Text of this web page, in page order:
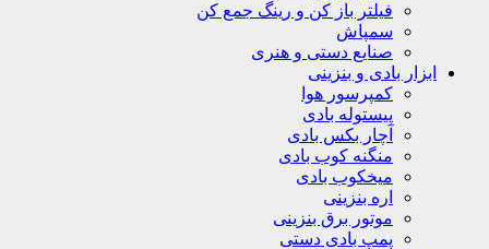
فیلتر باز کن و رینگ جمع کن
سمپاش
صنایع دستی و هنری
ابزار بادی و بنزینی
کمپرسور هوا
پیستوله بادی
آچار بکس بادی
منگنه کوب بادی
میخکوب بادی
اره بنزینی
موتور برق بنزینی
پمپ بادی دستی